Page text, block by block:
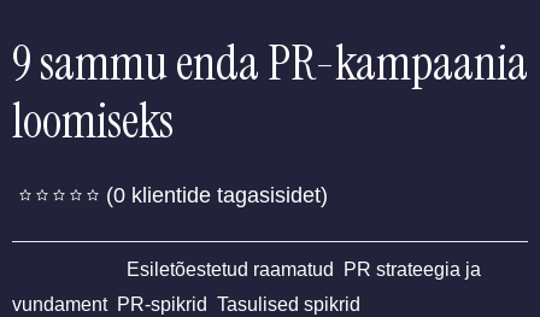
9 sammu enda PR-kampaania
loomiseks
(0 klientide tagasisidet)
Esiletõestetud raamatud PR strateegia ja
vundament, PR-spikrid Tasulised spikrid